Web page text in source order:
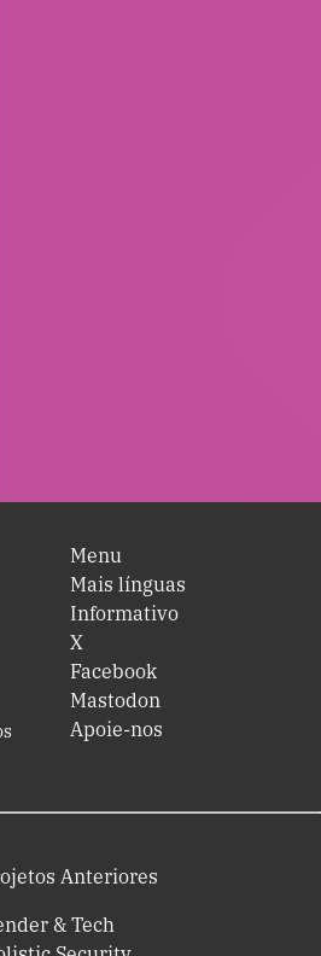
Menu
Mais línguas
Informativo
X
Facebook
Mastodon
Apoie-nos
Anteriores
& Tech